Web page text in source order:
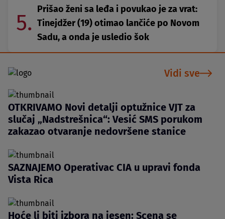
5.
Prišao ženi sa leđa i povukao je za vrat:
Tinejdžer (19) otimao lančiće po Novom
Sadu, a onda je usledio šok
Vidi sve
OTKRIVAMO Novi detalji optužnice VJT za
slučaj „Nadstrešnica“: Vesić SMS porukom
zakazao otvaranje nedovršene stanice
SAZNAJEMO Operativac CIA u upravi fonda
Vista Rica
Hoće li biti izbora na jesen: Scena se